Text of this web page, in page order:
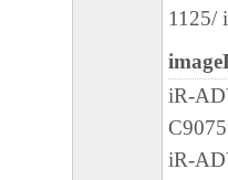
まで有効に存
てを廃棄およ
ることができ
(3) お客様が
契約書は直ち
1125/
iR-
iR-